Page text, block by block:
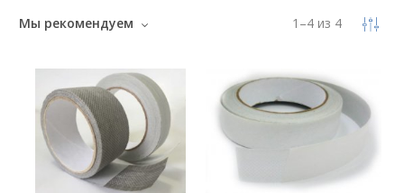
1 –4 из 4
Мы рекомендуем